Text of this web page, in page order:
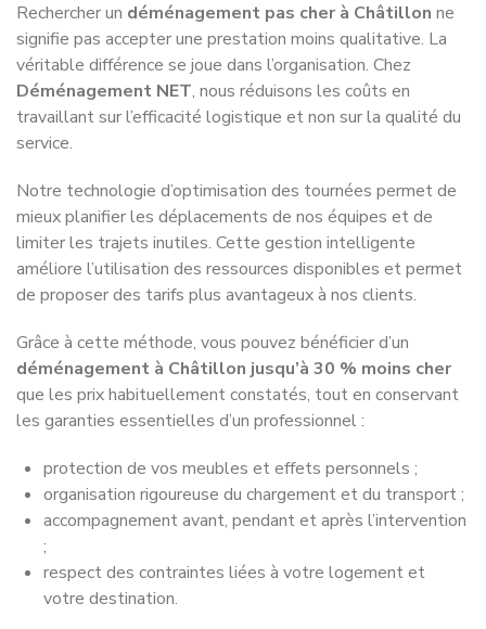
Rechercher un déménagement pas cher à Châtillon ne
signifie pas accepter une prestation moins qualitative. La
véritable différence se joue dans l’organisation. Chez
Déménagement NET, nous réduisons les coûts en
travaillant sur l’efficacité logistique et non sur la qualité du
service.
Notre technologie d’optimisation des tournées permet de
mieux planifier les déplacements de nos équipes et de
limiter les trajets inutiles. Cette gestion intelligente
améliore l’utilisation des ressources disponibles et permet
de proposer des tarifs plus avantageux à nos clients.
Grâce à cette méthode, vous pouvez bénéficier d’un
déménagement à Châtillon jusqu’à 30 % moins cher
que les prix habituellement constatés, tout en conservant
les garanties essentielles d’un professionnel :
protection de vos meubles et effets personnels ;
organisation rigoureuse du chargement et du transport ;
accompagnement avant, pendant et après l’intervention
;
respect des contraintes liées à votre logement et
votre destination.